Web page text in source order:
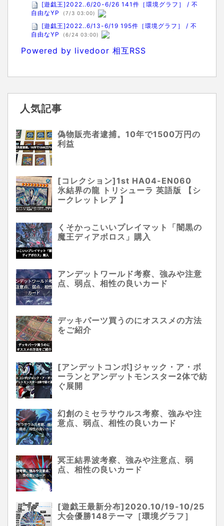
[遊戯王]2022..6/20-6/26 141件［環境グラフ］ / 不
自由なYP
(7/3 03:00)
[遊戯王]2022..6/13-6/19 195件［環境グラフ］ / 不
自由なYP
(6/24 03:00)
Powered by livedoor 相互RSS
人気記事
偽物販売者逮捕。10年で1500万円の
利益
[コレクション]1st HA04-EN060
氷結界の龍 トリシューラ 英語版 【シ
ークレットレア 】
くそかっこいいプレイマット「闇黒の
魔王ディアボロス」購入
アンデットワールド考察、強みや注意
点、弱点、相性の良いカード
デッキパーツ買うのにオススメの方法
をご紹介
[アンデットコンボ]ジャック・ア・ボ
ーランとアンデットモンスター2体で紡
ぐ展開
幻創のミセラサウルス考察、強みや注
意点、弱点、相性の良いカード
冥王結界波考察、強みや注意点、弱
点、相性の良いカード
[遊戯王最新分布]2020.10/19-10/25
大会優勝148テーマ［環境グラフ］